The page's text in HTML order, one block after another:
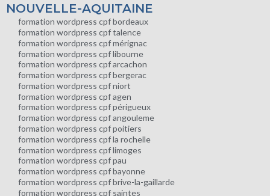
NOUVELLE-AQUITAINE
formation wordpress cpf bordeaux
formation wordpress cpf talence
formation wordpress cpf mérignac
formation wordpress cpf libourne
formation wordpress cpf arcachon
formation wordpress cpf bergerac
formation wordpress cpf niort
formation wordpress cpf agen
formation wordpress cpf périgueux
formation wordpress cpf angouleme
formation wordpress cpf poitiers
formation wordpress cpf la rochelle
formation wordpress cpf limoges
formation wordpress cpf pau
formation wordpress cpf bayonne
formation wordpress cpf brive-la-gaillarde
formation wordpress cpf saintes